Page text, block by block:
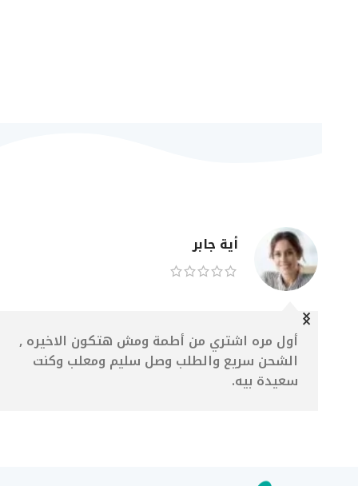
أية جابر
أول مره اشتري من أطمة ومش هتكون الاخيره ,
الشحن سريع والطلب وصل سليم ومعلب وكنت
سعيدة بيه.